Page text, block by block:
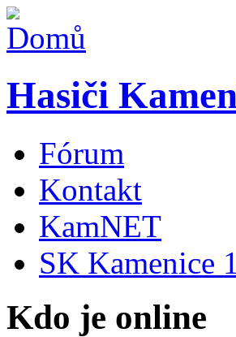
Hasiči
Fórum
Kontakt
KamNET
SK Kamenice
Kdo je online